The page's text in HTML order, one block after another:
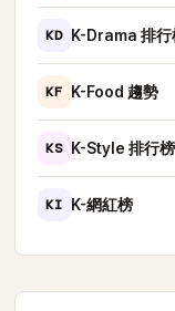
KD K-Drama 排行
KF K-Food 趨勢
KS K-Style 排行榜
KI K-網紅榜